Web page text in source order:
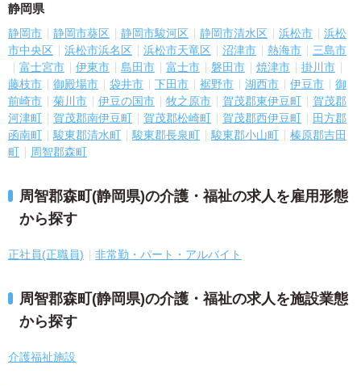
静岡県
静岡市 静岡市葵区 静岡市駿河区 静岡市清水区 浜松市
浜松
市中央区
浜松市浜名区 浜松市天竜区 沼津市 熱海市
三島市
富士宮市
伊東市 島田市 富士市 磐田市 焼津市
掛川市
藤枝市
御殿場市 袋井市 下田市 裾野市 湖西市 伊豆市
御
前崎市
菊川市 伊豆の国市 牧之原市 賀茂郡東伊豆町
賀茂郡
河津町
賀茂郡南伊豆町 賀茂郡松崎町 賀茂郡西伊豆町
田方郡
函南町
駿東郡清水町 駿東郡長泉町 駿東郡小山町
榛原郡吉田
町
周智郡森町
周智郡森町(静岡県)の介護・福祉の求人を雇用形態
から探す
正社員(正職員) 非常勤・パート・アルバイト
周智郡森町(静岡県)の介護・福祉の求人を施設業態
から探す
介護福祉施設